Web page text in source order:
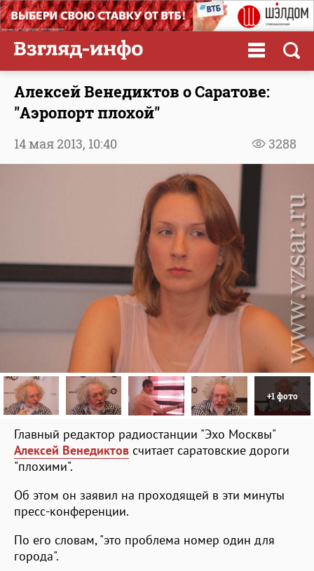
Алексей Венедиктов о Саратове:
"Аэропорт плохой"
3288
14 мая 2013, 10:40
+1 фото
Главный редактор радиостанции "Эхо Москвы"
Алексей Венедиктов считает саратовские дороги
"плохими".
Об этом он заявил на проходящей в эти минуты
пресс-конференции.
По его словам, "это проблема номер один для
города".